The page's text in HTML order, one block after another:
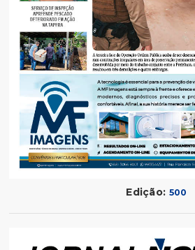
Edição: 500